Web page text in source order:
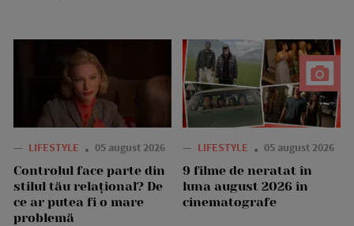
— LIFESTYLE 05 august 2026
Controlul face parte din
stilul tău relațional? De
ce ar putea fi o mare
problemă
— LIFESTYLE 05 august 2026
9 filme de neratat în
luna august 2026 în
cinematografe